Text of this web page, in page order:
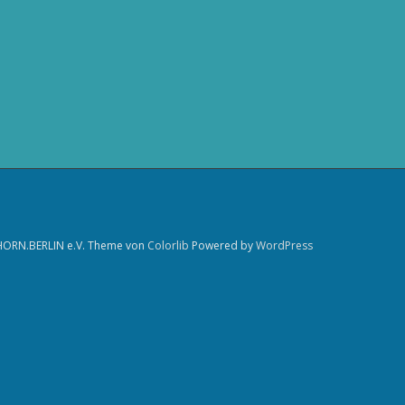
e.V. Theme von Colorlib Powered byWordPress